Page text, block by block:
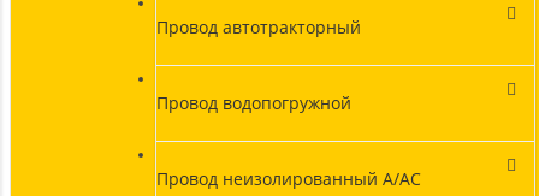
Провод автотракторный
Провод водопогружной
Провод неизолированный А/АС